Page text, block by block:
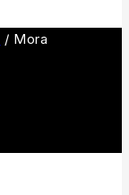
/ Mora